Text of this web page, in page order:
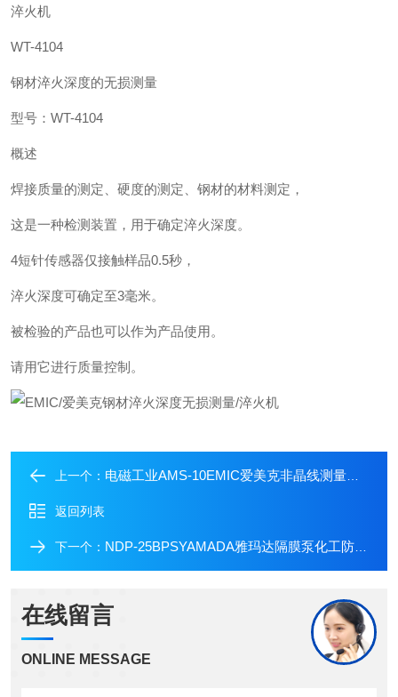
淬火机
WT-4104
钢材淬火深度的无损测量
型号：WT-4104
概述
焊接质量的测定、硬度的测定、钢材的材料测定，
这是一种检测装置，用于确定淬火深度。
4短针传感器仅接触样品0.5秒，
淬火深度可确定至3毫米。
被检验的产品也可以作为产品使用。
请用它进行质量控制。
上一个： 电磁工业AMS-10EMIC爱美克非晶线测量系统/超细磁线 测量仪
返回列表
下一个： NDP-25BPSYAMADA雅玛达隔膜泵化工防爆场景使用输送泵
在线留言
ONLINE MESSAGE